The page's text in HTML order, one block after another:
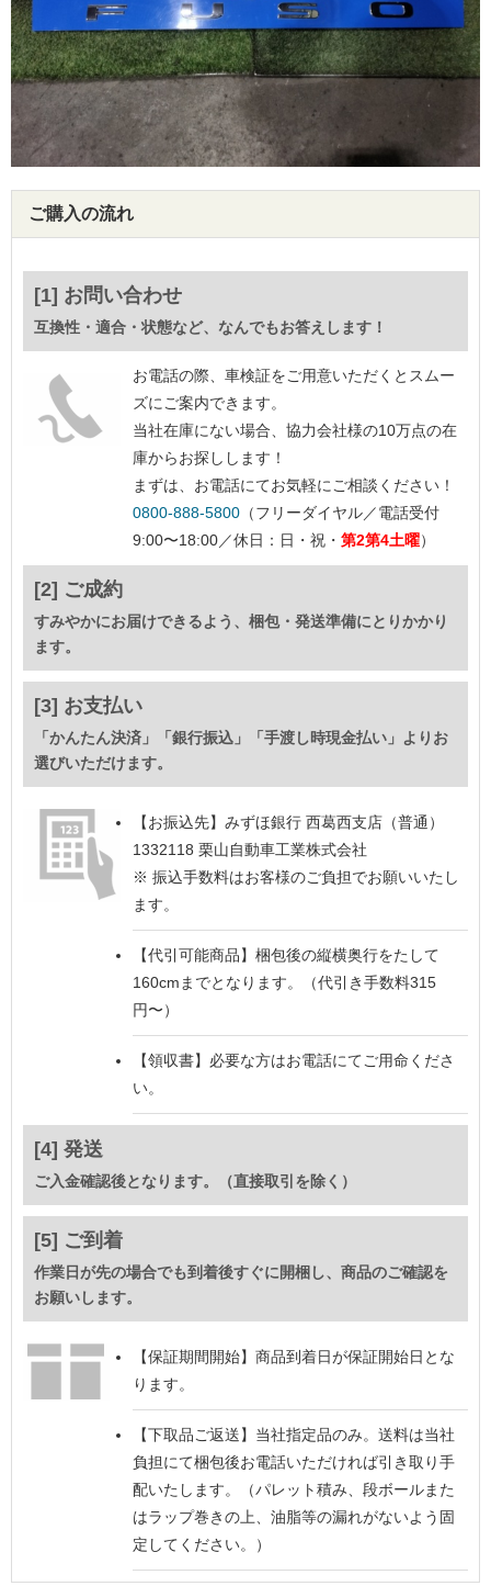
ご購入の流れ
[1] お問い合わせ
互換性・適合・状態など、なんでもお答えします！
お電話の際、車検証をご用意いただくとスムー
ズにご案内できます。
当社在庫にない場合、協力会社様の10万点の在
庫からお探しします！
まずは、お電話にてお気軽にご相談ください！
0800-888-5800 （フリーダイヤル／電話受付
9:00〜18:00／休日：日・祝・ 第2第4土曜）
[2] ご成約
すみやかにお届けできるよう、梱包・発送準備にとりかかり
ます。
[3] お支払い
「かんたん決済」「銀行振込」「手渡し時現金払い」よりお
選びいただけます。
【お振込先】 みずほ銀行 西葛西支店（普通）
1332118 栗山自動車工業株式会社
※ 振込手数料はお客様のご負担でお願いいたし
ます。
【代引可能商品】 梱包後の縦横奥行をたして
160cmまでとなります。（代引き手数料315
円〜）
【領収書】 必要な方はお電話にてご用命くださ
い。
[4] 発送
ご入金確認後となります。（直接取引を除く）
[5] ご到着
作業日が先の場合でも到着後すぐに開梱し、商品のご確認を
お願いします。
【保証期間開始】 商品到着日が保証開始日とな
ります。
【下取品ご返送】 当社指定品のみ。送料は当社
負担にて梱包後お電話いただければ引き取り手
配いたします。（パレット積み、段ボールまた
はラップ巻きの上、油脂等の漏れがないよう固
定してください。）